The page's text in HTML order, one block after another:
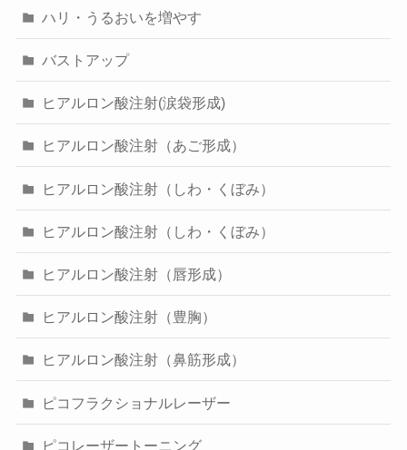
ハリ・うるおいを増やす
バストアップ
ヒアルロン酸注射(涙袋形成)
ヒアルロン酸注射（あご形成）
ヒアルロン酸注射（しわ・くぼみ）
ヒアルロン酸注射（しわ・くぼみ）
ヒアルロン酸注射（唇形成）
ヒアルロン酸注射（豊胸）
ヒアルロン酸注射（鼻筋形成）
ピコフラクショナルレーザー
ピコレーザートーニング